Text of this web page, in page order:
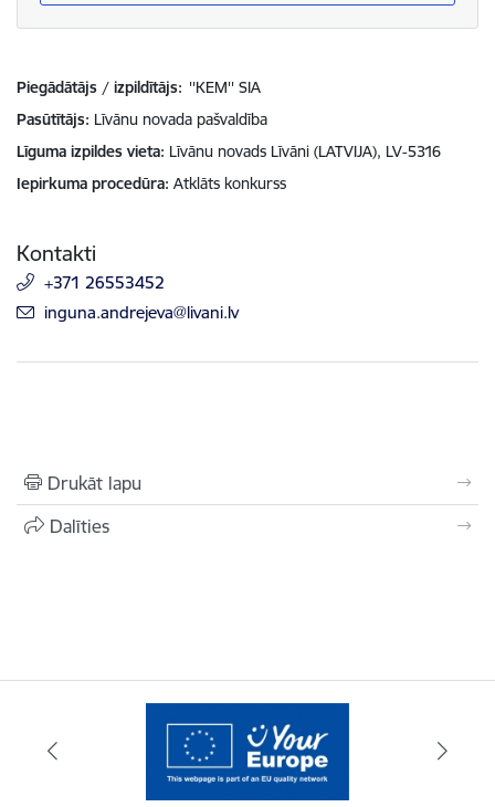
Piegādātājs / izpildītājs: ''KEM'' SIA
Pasūtītājs Līvānu novada pašvaldība
Līguma izpildes vieta Līvānu novads Līvāni (LATVIJA), LV-5316
Iepirkuma procedūra Atklāts konkurss
Kontakti
+371 26553452
E-pasts:
inguna.andrejeva@livani.lv
Drukāt lapu
Dalīties